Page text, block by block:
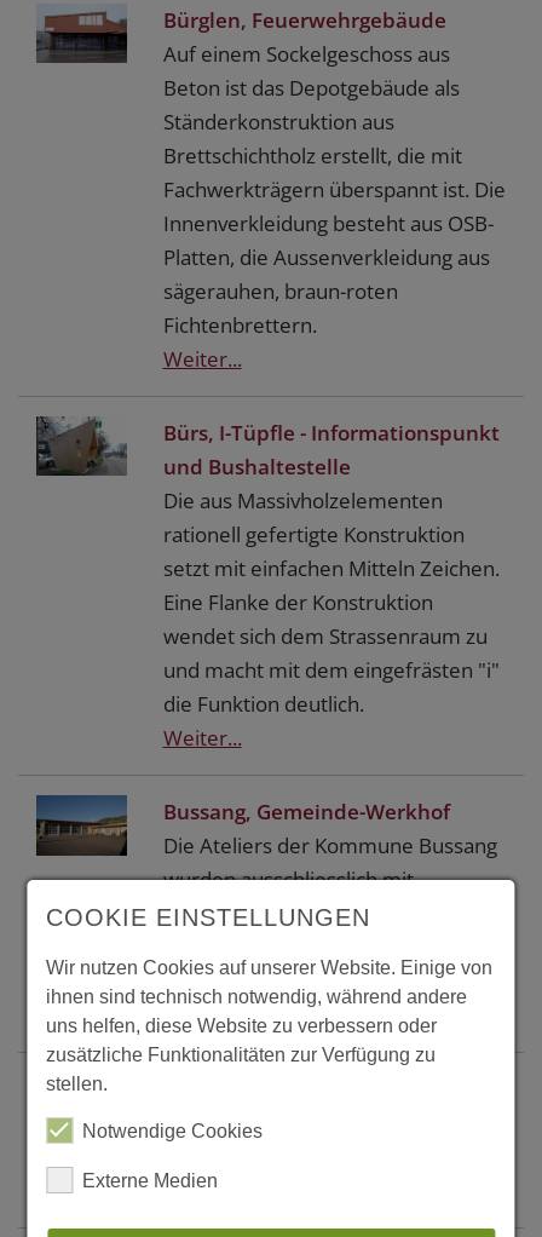
Bürglen, Feuerwehrgebäude
Auf einem Sockelgeschoss aus
Beton ist das Depotgebäude als
Ständerkonstruktion aus
Brettschichtholz erstellt, die mit
Fachwerkträgern überspannt ist. Die
Innenverkleidung besteht aus OSB-
Platten, die Aussenverkleidung aus
sägerauhen, braun-roten
Fichtenbrettern.
Weiter...
Bürs, I-Tüpfle - Informationspunkt
und Bushaltestelle
Die aus Massivholzelementen
rationell gefertigte Konstruktion
setzt mit einfachen Mitteln Zeichen.
Eine Flanke der Konstruktion
wendet sich dem Strassenraum zu
und macht mit dem eingefrästen "i"
die Funktion deutlich.
Weiter...
Bussang, Gemeinde-Werkhof
Die Ateliers der Kommune Bussang
wurden ausschliesslich mit
regionalem Holz gebaut, das vom
nicht mehr als 4 km zurücklegte.
Weiter...
Senora del Carmen
Weiter...
COOKIE EINSTELLUNGEN
Wir nutzen Cookies auf unserer Website. Einige von
ihnen sind technisch notwendig, während andere
uns helfen, diese Website zu verbessern oder
zusätzliche Funktionalitäten zur Verfügung zu
stellen.
Notwendige Cookies
Externe Medien